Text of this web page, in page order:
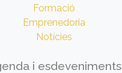
Formació
Emprenedoria
Notícies
i esdeveniments